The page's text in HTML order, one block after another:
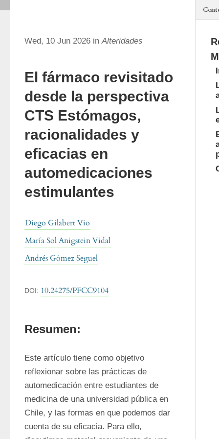
Wed, 10 Jun 2026 inAlteridades
El fármaco revisitado
desde la perspectiva
CTS Estómagos,
racionalidades y
eficacias en
automedicaciones
estimulantes
Diego Gilabert Vio
María Sol Anigstein Vidal
Andrés Gómez Seguel
DOI: 10.24275/PFCC9104
Resumen:
Este artículo tiene como objetivo
reflexionar sobre las prácticas de
automedicación entre estudiantes de
medicina de una universidad pública en
Chile, y las formas en que podemos dar
cuenta de su eficacia. Para ello,